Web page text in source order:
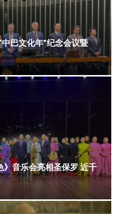
巴文化年”纪念会议暨
》音乐会亮相圣保罗 近千